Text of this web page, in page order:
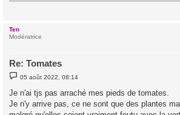
Ten
Modératrice
Re: Tomates
M
e
s
a
g
05 août 2022, 08:14
Je n'ai tjs pas arraché mes pieds de tomates.
Je n'y arrive pas, ce ne sont que des plantes